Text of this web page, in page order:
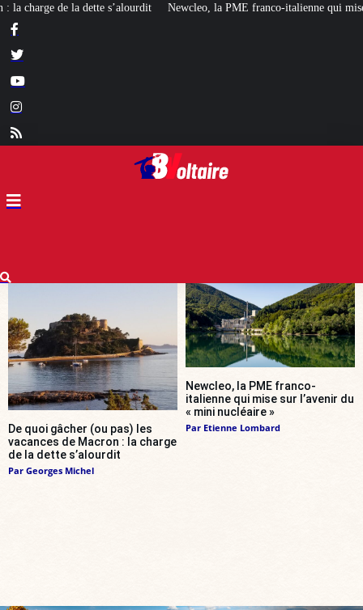
la PME franco-italienne qui mise sur l’avenir du « mini nucléaire »
De quoi gâcher (ou pas) les
vacances de Macron : la charge
de la dette s’alourdit
Par Georges Michel
Newcleo, la PME franco-
italienne qui mise sur l’avenir du
« mini nucléaire »
Par Etienne Lombard